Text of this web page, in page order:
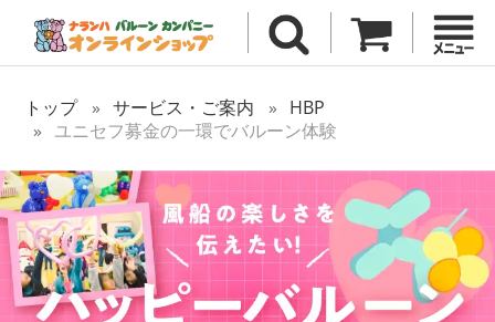
トップ サービス・ご案内
HBP
ユニセフ募金の一環でバルーン体験